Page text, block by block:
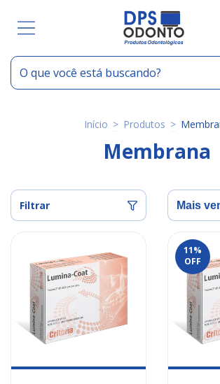
Início > Produtos >
Membrana
Filtrar
11%
OFF